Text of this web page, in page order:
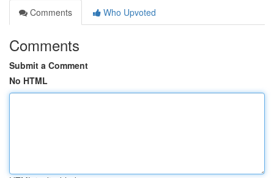
Comments
Who Upvoted
Comments
Submit a Comment
No HTML